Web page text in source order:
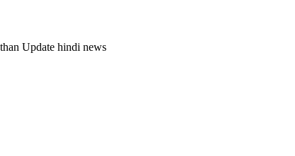
Update hindi news